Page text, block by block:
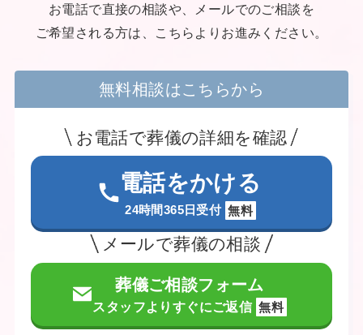
お電話で直接の相談や、メールでのご相談を
ご希望される方は、こちらよりお進みください。
無料相談はこちらから
お電話で葬儀の詳細を確認
電話をかける
24時間365日受付 無料
メールで葬儀の相談
葬儀ご相談フォーム
スタッフよりすぐにご返信 無料